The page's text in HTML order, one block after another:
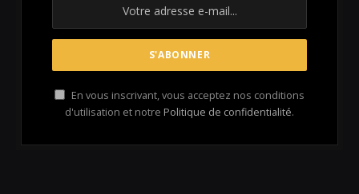
En vous inscrivant, vous acceptez nos conditions
d'utilisation et notre Politique de confidentialité.